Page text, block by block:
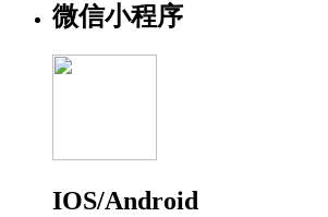
微信小程序
IOS/Android